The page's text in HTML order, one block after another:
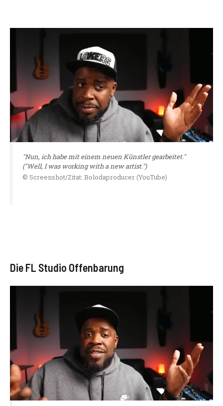
"Nun, ich habe mit einem neuen Künstler gearbeitet."
("Well, I was working with a new artist.")
© Screenshot/Zitat: Bolodaproducer (YouTube)
Die FL Studio Offenbarung